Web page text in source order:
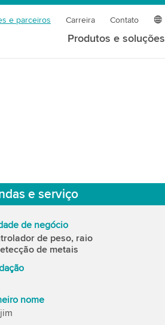
e parceiros Carreira Contato
Produtos e soluções
e serviço
de negócio
de peso, raio
de metais
nome